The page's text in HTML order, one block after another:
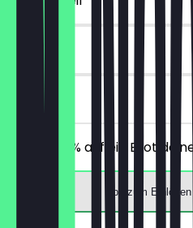
vor Ort
Erhalte 30% auf ein Brot
App zum